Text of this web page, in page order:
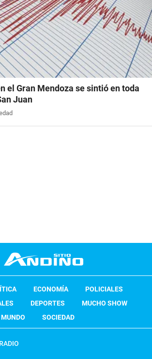
el Gran Mendoza se sintió en toda
Juan
ECONOMÍA
POLICIALES
DEPORTES
MUCHO SHOW
MUNDO SOCIEDAD